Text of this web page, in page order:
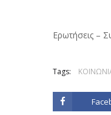
Ερωτήσεις –
Tags: